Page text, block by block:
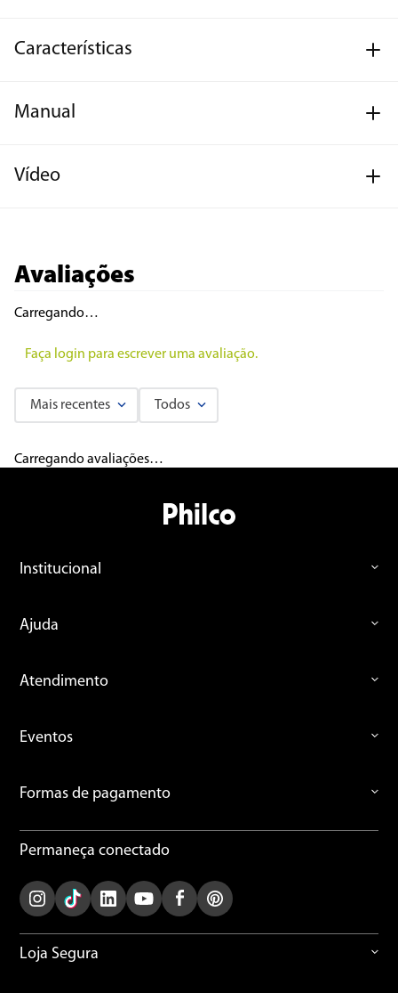
Características
Manual
Vídeo
Avaliações
Carregando…
Faça login para escrever uma avaliação.
Mais recentes Todos
Carregando avaliações…
Institucional
Ajuda
Atendimento
Eventos
Formas de pagamento
Permaneça conectado
Loja Segura